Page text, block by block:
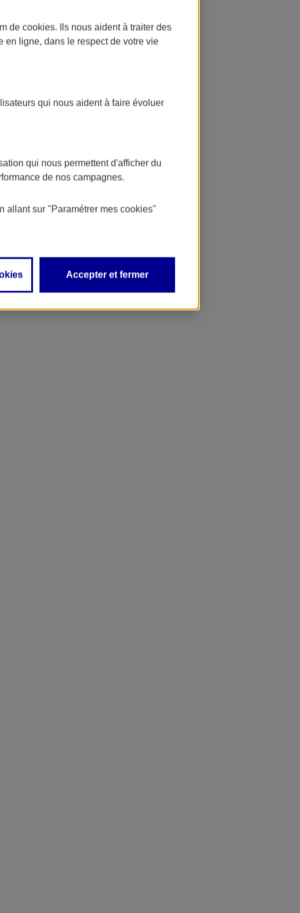
de cookies. Ils nous aident à traiter des
en ligne, dans le respect de votre vie
qui nous aident à faire évoluer
qui nous permettent d'afficher du
de nos campagnes.
allant sur "Paramétrer mes cookies"
Accepter et fermer